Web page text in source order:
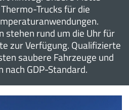
Trucks für die
stehen rund um die Uhr für
zur Verfügung. Qualifizierte
saubere Fahrzeuge und
GDP-Standard.